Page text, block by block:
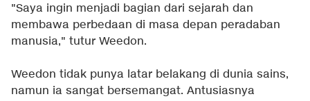
"Saya ingin menjadi bagian dari sejarah dan
membawa perbedaan di masa depan peradaban
manusia," tutur Weedon.
Weedon tidak punya latar belakang di dunia sains,
namun ia sangat bersemangat. Antusiasnya